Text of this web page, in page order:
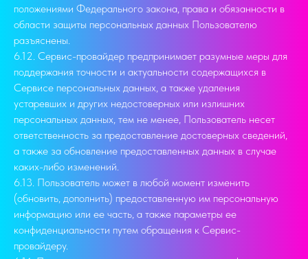
положениями Федерального закона, права и обязанности в
области защиты персональных данных Пользователю
разъяснены.
6.12. Сервис-провайдер предпринимает разумные меры для
поддержания точности и актуальности содержащихся в
Сервисе персональных данных, а также удаления
устаревших и других недостоверных или излишних
персональных данных, тем не менее, Пользователь несет
ответственность за предоставление достоверных сведений,
а также за обновление предоставленных данных в случае
каких-либо изменений.
6.13. Пользователь может в любой момент изменить
(обновить, дополнить) предоставленную им персональную
информацию или ее часть, а также параметры ее
конфиденциальности путем обращения к Сервис-
провайдеру.